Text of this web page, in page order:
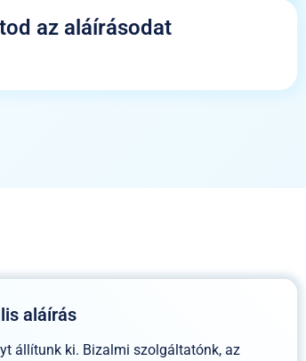
az aláírásodat
aláírás
állítunk ki. Bizalmi szolgáltatónk, az